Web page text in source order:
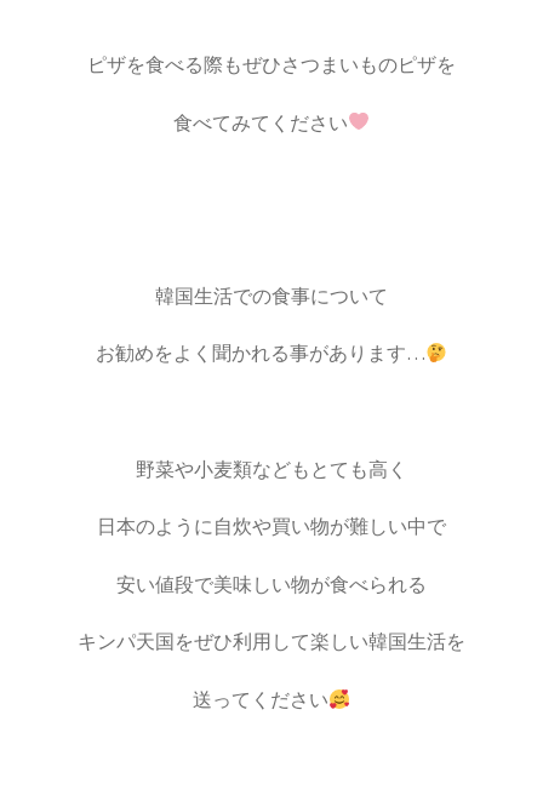
ピザを食べる際もぜひさつまいものピザを
食べてみてください
韓国生活での食事について
お勧めをよく聞かれる事があります…
野菜や小麦類などもとても高く
日本のように自炊や買い物が難しい中で
安い値段で美味しい物が食べられる
キンパ天国をぜひ利用して楽しい韓国生活を
送ってください